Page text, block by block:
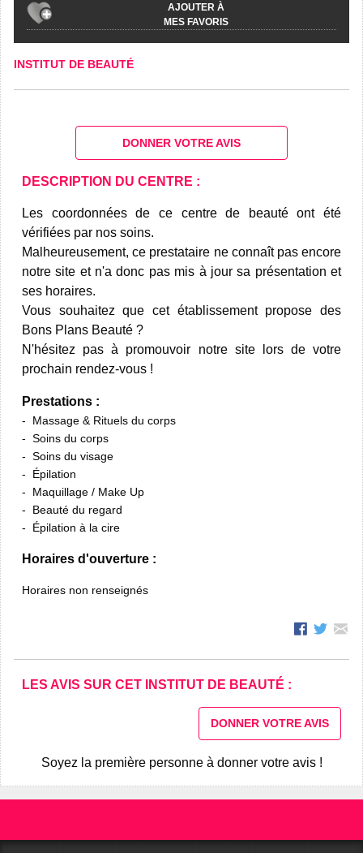
AJOUTER À
MES FAVORIS
INSTITUT DE BEAUTÉ
DONNER VOTRE AVIS
DESCRIPTION DU CENTRE :
Les coordonnées de ce centre de beauté ont été
vérifiées par nos soins.
Malheureusement, ce prestataire ne connaît pas encore
notre site et n'a donc pas mis à jour sa présentation et
ses horaires.
Vous souhaitez que cet établissement propose des
Bons Plans Beauté ?
N'hésitez pas à promouvoir notre site lors de votre
prochain rendez-vous !
Prestations :
Massage & Rituels du corps
Soins du corps
Soins du visage
Épilation
Maquillage / Make Up
Beauté du regard
Épilation à la cire
Horaires d'ouverture :
Horaires non renseignés
LES AVIS SUR CET INSTITUT DE BEAUTÉ :
DONNER VOTRE AVIS
Soyez la première personne à donner votre avis !